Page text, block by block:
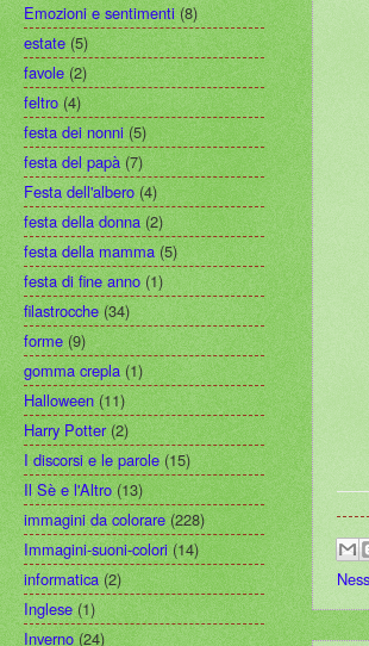
Emozioni e sentimenti (8)
estate (5)
favole (2)
feltro (4)
festa dei nonni (5)
festa del papà (7)
Festa dell'albero (4)
festa della donna (2)
festa della mamma (5)
festa di fine anno (1)
filastrocche (34)
forme (9)
gomma crepla (1)
Halloween (11)
Harry Potter (2)
I discorsi e le parole (15)
Il Sè e l'Altro (13)
immagini da colorare (228)
Immagini-suoni-colori (14)
informatica (2)
Inglese (1)
Inverno (24)